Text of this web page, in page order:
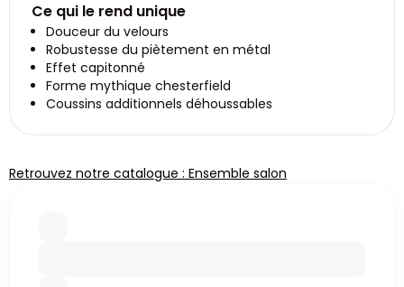
Ce qui le rend unique
Douceur du velours
Robustesse du piètement en métal
Effet capitonné
Forme mythique chesterfield
Coussins additionnels déhoussables
Retrouvez notre catalogue : Ensemble salon